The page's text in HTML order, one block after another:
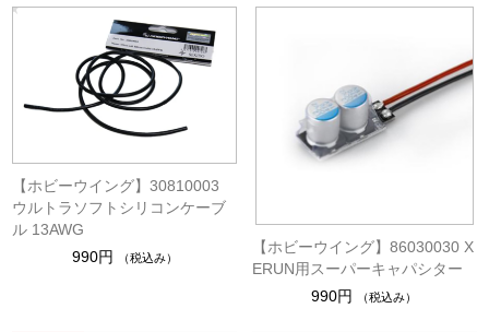
【ホビーウイング】30810003
ウルトラソフトシリコンケーブ
ル 13AWG
990円
（税込み）
【ホビーウイング】86030030 X
ERUN用スーパーキャパシター
990円
（税込み）